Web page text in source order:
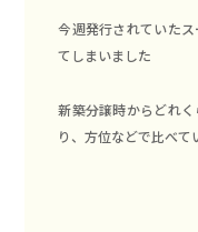
今週発行されていた
てしまいました
新築分譲時からどれ
り、方位などで比べて